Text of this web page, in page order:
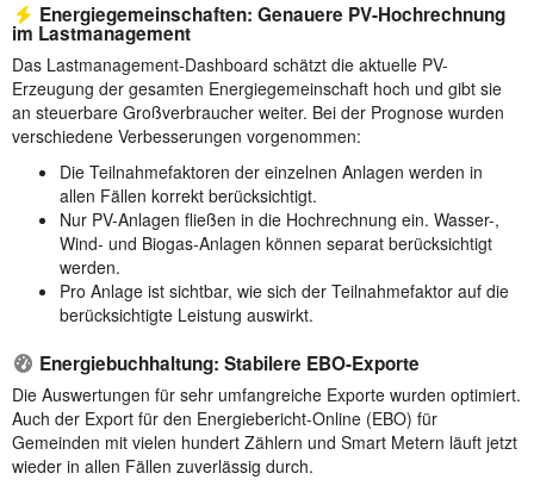
Energiegemeinschaften: Genauere PV-Hochrechnung
im Lastmanagement
Das Lastmanagement-Dashboard schätzt die aktuelle PV-
Erzeugung der gesamten Energiegemeinschaft hoch und gibt sie
an steuerbare Großverbraucher weiter. Bei der Prognose wurden
verschiedene Verbesserungen vorgenommen:
Die Teilnahmefaktoren der einzelnen Anlagen werden in
allen Fällen korrekt berücksichtigt.
Nur PV-Anlagen fließen in die Hochrechnung ein. Wasser-,
Wind- und Biogas-Anlagen können separat berücksichtigt
werden.
Pro Anlage ist sichtbar, wie sich der Teilnahmefaktor auf die
berücksichtigte Leistung auswirkt.
Energiebuchhaltung: Stabilere EBO-Exporte
Die Auswertungen für sehr umfangreiche Exporte wurden optimiert.
Auch der Export für den Energiebericht-Online (EBO) für
Gemeinden mit vielen hundert Zählern und Smart Metern läuft jetzt
wieder in allen Fällen zuverlässig durch.